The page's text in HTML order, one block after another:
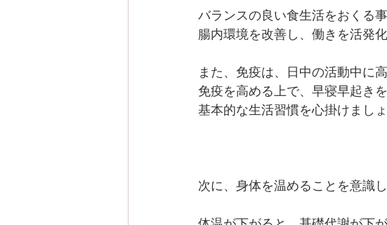
バランスの良い食生活をおくる
腸内環境を改善し、働きを活発
また、免疫は、日中の活動中に
免疫を高める上で、早寝早起き
基本的な生活習慣を心掛けましょ
次に、身体を温めることを意識